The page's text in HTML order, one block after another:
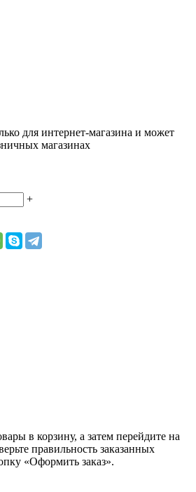
для интернет-магазина и может
магазинах
+
в корзину, а затем перейдите на
правильность заказанных
«Оформить заказ».